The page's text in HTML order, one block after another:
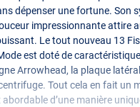
dépenser une fortune. Son
impressionnante attire
Le tout nouveau 13
est doté de
Arrowhead, la plaque
Tout cela en fait un
d’une manière